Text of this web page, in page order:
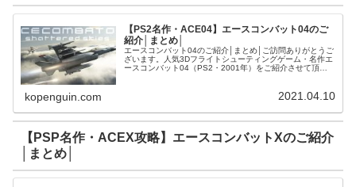
【PS2名作・ACE04】エースコンバット04のご
紹介│まとめ│
エースコンバット04のご紹介│まとめ│ご訪問ありがとうご
ざいます。人気3Dフライトシューティングゲーム・名作エ
ースコンバット04（PS2・2001年）をご紹介させて頂き
kopenguin.com 2021.04.10
【PSP名作・ACEX攻略】エースコンバットXのご紹介
│まとめ│